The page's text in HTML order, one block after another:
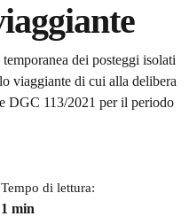
dei posteggi isolati
viaggiante di cui alla delibera
DGC 113/2021 per il periodo
Tempo di lettura:
1 min